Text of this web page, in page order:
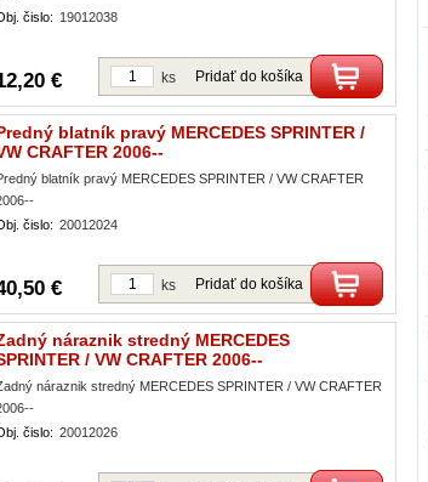
čislo: 19012038
€ Pridať do košíka
ks
blatník pravý MERCEDES SPRINTER /
CRAFTER 2006--
blatník pravý MERCEDES SPRINTER / VW CRAFTER
čislo: 20012024
€ Pridať do košíka
ks
náraznik stredný MERCEDES
/ VW CRAFTER 2006--
náraznik stredný MERCEDES SPRINTER / VW CRAFTER
čislo: 20012026